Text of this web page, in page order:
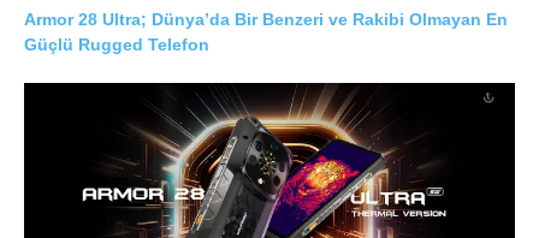
Armor 28 Ultra; Dünya’da Bir Benzeri ve Rakibi Olmayan En
Güçlü Rugged Telefon